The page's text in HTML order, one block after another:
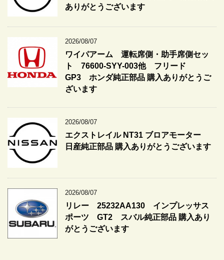
ありがとうございます
2026/08/07
ワイパアーム 運転席側・助手席側セッ
ト 76600-SYY-003他 フリード
GP3 ホンダ純正部品 購入ありがとうご
ざいます
2026/08/07
エクストレイル NT31 ブロアモーター
日産純正部品 購入ありがとうございます
2026/08/07
リレー 25232AA130 インプレッサス
ポーツ GT2 スバル純正部品 購入あり
がとうございます